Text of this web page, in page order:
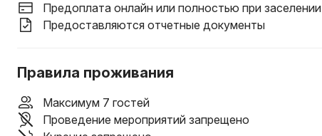
Предоплата онлайн или полностью при заселении
Предоставляются отчетные документы
Правила проживания
Максимум 7 гостей
Проведение мероприятий запрещено